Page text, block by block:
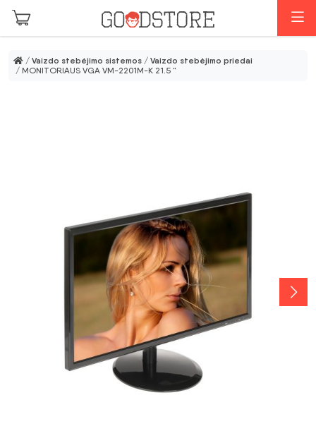
Pereiti prie pagrindinio turinio
/ Vaizdo stebėjimo sistemos / Vaizdo stebėjimo priedai
/ MONITORIAUS VGA VM-2201M-K 21.5 "